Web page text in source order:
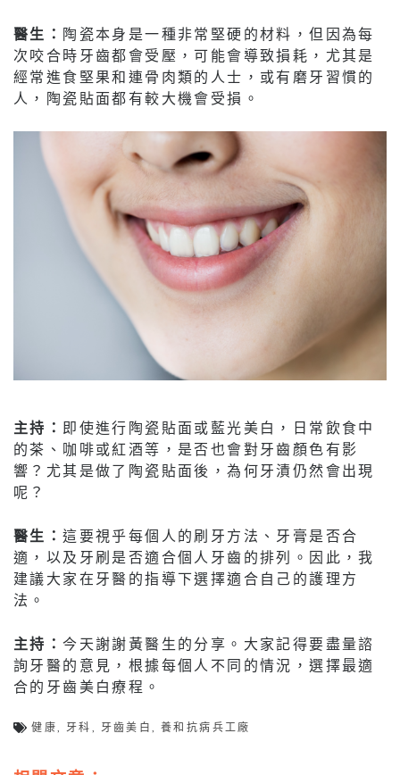
醫生： 陶瓷本身是一種非常堅硬的材料，但因為每
次咬合時牙齒都會受壓，可能會導致損耗，尤其是
經常進食堅果和連骨肉類的人士，或有磨牙習慣的
人，陶瓷貼面都有較大機會受損。
主持： 即使進行陶瓷貼面或藍光美白，日常飲食中
的茶、咖啡或紅酒等，是否也會對牙齒顏色有影
響？尤其是做了陶瓷貼面後，為何牙漬仍然會出現
呢？
醫生：這要視乎每個人的刷牙方法、牙膏是否合
適，以及牙刷是否適合個人牙齒的排列。因此，我
建議大家在牙醫的指導下選擇適合自己的護理方
法。
主持：今天謝謝黃醫生的分享。大家記得要盡量諮
詢牙醫的意見，根據每個人不同的情況，選擇最適
合的牙齒美白療程。
健康,牙科 , 牙齒美白,養和抗病兵工廠